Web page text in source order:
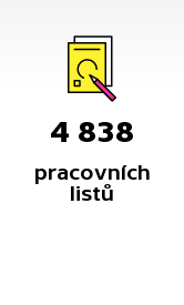
4 838
pracovních
listů